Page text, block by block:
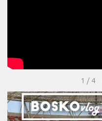
1 / 4